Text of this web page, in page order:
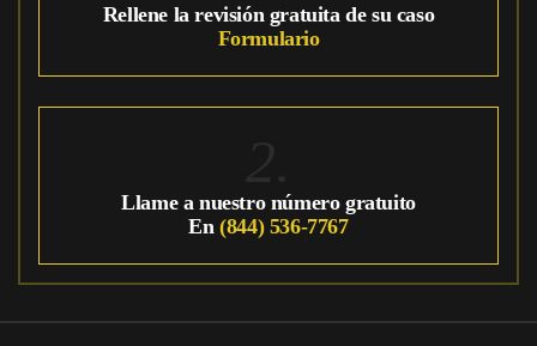
Rellene la revisión gratuita de su caso
Formulario
Llame a nuestro número gratuito
En(844) 536-7767